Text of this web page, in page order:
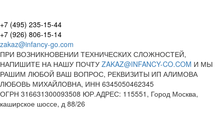
+7 (495) 235-15-44
+7 (926) 806-15-14
zakaz@infancy-go.com
ПРИ ВОЗНИКНОВЕНИИ ТЕХНИЧЕСКИХ СЛОЖНОСТЕЙ,
НАПИШИТЕ НА НАШУ ПОЧТУ ZAKAZ@INFANCY-CO.COM И МЫ
РАШИМ ЛЮБОЙ ВАШ ВОПРОС, РЕКВИЗИТЫ ИП АЛИМОВА
ЛЮБОВЬ МИХАЙЛОВНА, ИНН 6345050462345
ОГРН 316631300093508 ЮР.АДРЕС: 115551, Город Москва,
каширское шоссе, д 88/26